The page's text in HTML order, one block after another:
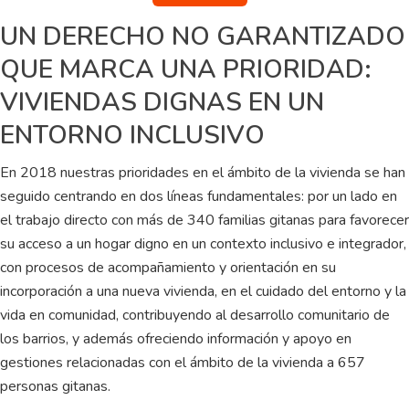
UN DERECHO NO GARANTIZADO
QUE MARCA UNA PRIORIDAD:
VIVIENDAS DIGNAS EN UN
ENTORNO INCLUSIVO
En 2018 nuestras prioridades en el ámbito de la vivienda se han
seguido centrando en dos líneas fundamentales: por un lado en
el trabajo directo con más de 340 familias gitanas para favorecer
su acceso a un hogar digno en un contexto inclusivo e integrador,
con procesos de acompañamiento y orientación en su
incorporación a una nueva vivienda, en el cuidado del entorno y la
vida en comunidad, contribuyendo al desarrollo comunitario de
los barrios, y además ofreciendo información y apoyo en
gestiones relacionadas con el ámbito de la vivienda a 657
personas gitanas.